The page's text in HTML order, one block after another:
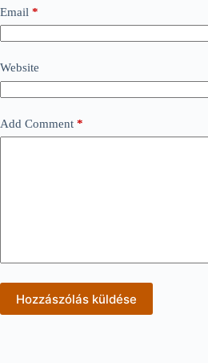
Email *
Website
Add Comment *
Hozzászólás küldése